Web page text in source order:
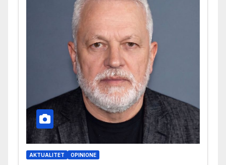
AKTUALITET OPINIONE